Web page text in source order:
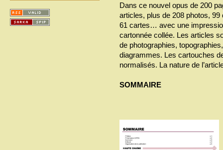
Dans ce nouvel opus de 200
articles, plus de 208 photos,
61 cartes… avec une
cartonnée collée. Les articles
de photographies,
diagrammes. Les cartouches
normalisés. La nature de
SOMMAIRE